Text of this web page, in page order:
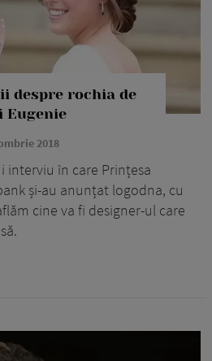
despre rochia de
Eugenie
2018
în care Prințesa
și-au anunțat logodna, cu
cine va fi designer-ul care